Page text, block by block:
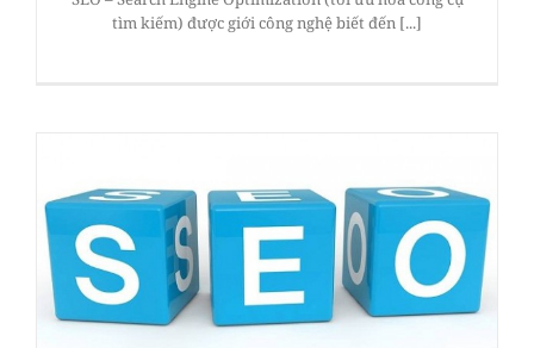
tìm kiếm) được giới công nghệ biết đến [...]